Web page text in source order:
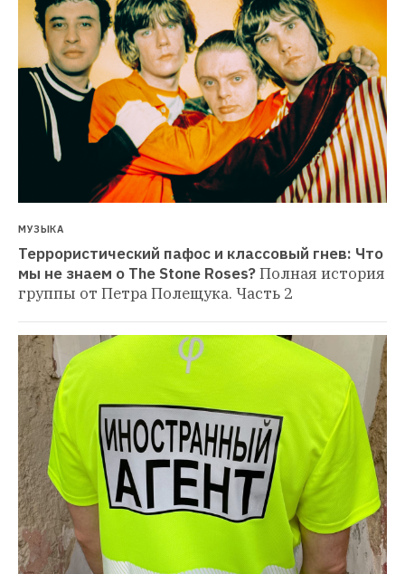
МУЗЫКА
Террористический пафос и классовый гнев: Что
мы не знаем о The Stone Roses?Полная история
группы от Петра Полещука. Часть 2